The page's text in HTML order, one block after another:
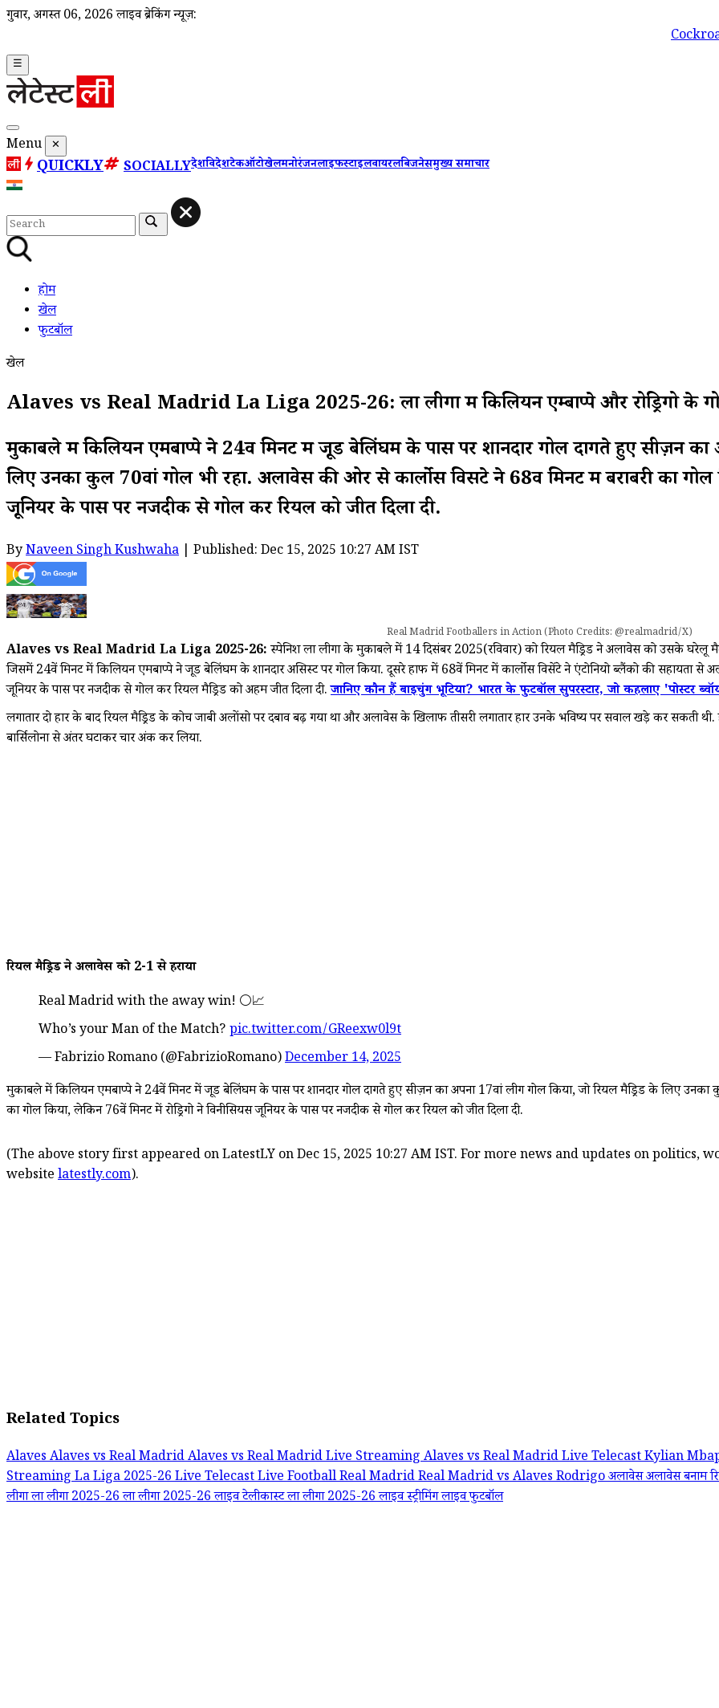
गुरूवार, अगस्त 06, 2026 लाइव ब्रेकिंग न्यूज़:
Cockroach Janta
☰
Menu ✕
QUICKLY SOCIALLYदेशविदेशटेकऑटोखेलमनोरंजनलाइफस्टाइलवायरलबिजनेसमुख्य समाचार
होम
खेल
फुटबॉल
खेल
Alaves vs Real Madrid La Liga 2025-26: ला लीगा में किलियन एम्बाप्पे और रोड्रिगो के
मुकाबले में किलियन एमबाप्पे ने 24वें मिनट में जूड बेलिंघम के पास पर शानदार गोल दागते हुए सीज़न का
लिए उनका कुल 70वां गोल भी रहा. अलावेस की ओर से कार्लोस विसेंटे ने 68वें मिनट में बराबरी का गोल
जूनियर के पास पर नजदीक से गोल कर रियल को जीत दिला दी.
ByNaveen Singh Kushwaha | Published: Dec 15, 2025 10:27 AM IST
Real Madrid Footballers in Action (Photo Credits: @realmadrid/X)
Alaves vs Real Madrid La Liga 2025-26:स्पेनिश ला लीगा के मुकाबले में 14 दिसंबर 2025(रविवार) को रियल मैड्रिड ने अलावेस को उसके घरेलू
जिसमें 24वें मिनट में किलियन एमबाप्पे ने जूड बेलिंघम के शानदार असिस्ट पर गोल किया. दूसरे हाफ में 68वें मिनट में कार्लोस विसेंटे ने एंटोनियो ब्लैंको की सहायता से
जूनियर के पास पर नजदीक से गोल कर रियल मैड्रिड को अहम जीत दिला दी.जानिए कौन हैं बाइचुंग भूटिया? भारत के फुटबॉल सुपरस्टार, जो कहलाए 'पोस्टर
लगातार दो हार के बाद रियल मैड्रिड के कोच जाबी अलोंसो पर दबाव बढ़ गया था और अलावेस के खिलाफ तीसरी लगातार हार उनके भविष्य पर सवाल खड़े कर सकती
बार्सिलोना से अंतर घटाकर चार अंक कर लिया.
रियल मैड्रिड ने अलावेस को 2-1 से हराया
Real Madrid with the away win! ⚪️📈
Who’s your Man of the Match? pic.twitter.com/GReexw0l9t
— Fabrizio Romano (@FabrizioRomano)December 14, 2025
मुकाबले में किलियन एमबाप्पे ने 24वें मिनट में जूड बेलिंघम के पास पर शानदार गोल दागते हुए सीज़न का अपना 17वां लीग गोल किया, जो रियल मैड्रिड के लिए
का गोल किया, लेकिन 76वें मिनट में रोड्रिगो ने विनीसियस जूनियर के पास पर नजदीक से गोल कर रियल को जीत दिला दी.
(The above story first appeared on LatestLY on Dec 15, 2025 10:27 AM IST. For more news and updates on
website latestly.com).
Related Topics
AlavesAlaves vs Real MadridAlaves vs Real Madrid Live StreamingAlaves vs Real Madrid Live TelecastKylian
StreamingLa Liga 2025-26 Live TelecastLive FootballReal MadridReal Madrid vs AlavesRodrigoअलावेसअलावेस बनाम
लीगाला लीगा 2025-26ला लीगा 2025-26 लाइव टेलीकास्टला लीगा 2025-26 लाइव स्ट्रीमिंगलाइव फुटबॉल